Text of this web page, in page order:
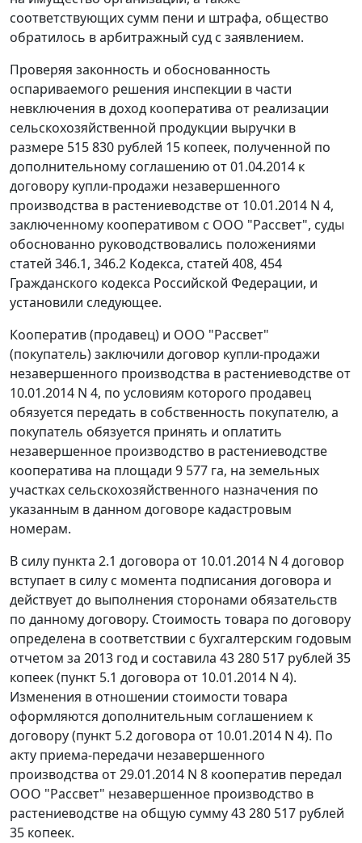
соответствующих сумм пени и штрафа, общество
обратилось в арбитражный суд с заявлением.
Проверяя законность и обоснованность
оспариваемого решения инспекции в части
невключения в доход кооператива от реализации
сельскохозяйственной продукции выручки в
размере 515 830 рублей 15 копеек, полученной по
дополнительному соглашению от 01.04.2014 к
договору купли-продажи незавершенного
производства в растениеводстве от 10.01.2014 N 4,
заключенному кооперативом с ООО "Рассвет", суды
обоснованно руководствовались положениями
статей 346.1, 346.2 Кодекса, статей 408, 454
Гражданского кодекса Российской Федерации, и
установили следующее.
Кооператив (продавец) и ООО "Рассвет"
(покупатель) заключили договор купли-продажи
незавершенного производства в растениеводстве от
10.01.2014 N 4, по условиям которого продавец
обязуется передать в собственность покупателю, а
покупатель обязуется принять и оплатить
незавершенное производство в растениеводстве
кооператива на площади 9 577 га, на земельных
участках сельскохозяйственного назначения по
указанным в данном договоре кадастровым
номерам.
В силу пункта 2.1 договора от 10.01.2014 N 4 договор
вступает в силу с момента подписания договора и
действует до выполнения сторонами обязательств
по данному договору. Стоимость товара по договору
определена в соответствии с бухгалтерским годовым
отчетом за 2013 год и составила 43 280 517 рублей 35
копеек (пункт 5.1 договора от 10.01.2014 N 4).
Изменения в отношении стоимости товара
оформляются дополнительным соглашением к
договору (пункт 5.2 договора от 10.01.2014 N 4). По
акту приема-передачи незавершенного
производства от 29.01.2014 N 8 кооператив передал
ООО "Рассвет" незавершенное производство в
растениеводстве на общую сумму 43 280 517 рублей
35 копеек.